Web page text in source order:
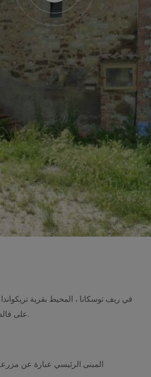
في ريف توسكانا ، المحيط بقرية
على فالديشيانا ، للبيع مزرعة مساحتها 41 هكتارًا بها مزرعة و 3 مبانٍ أخرى بالداخل.
المبنى الرئيسي عبارة عن مزرعة حجرية نموذجية